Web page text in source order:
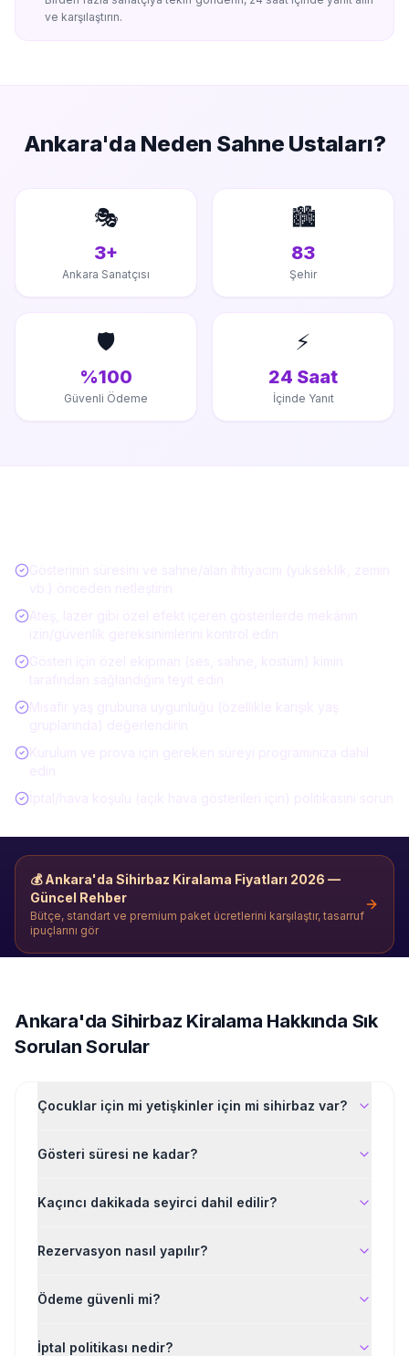
ve karşılaştırın.
Ankara'da Neden Sahne Ustaları?
🎭
3+
Ankara Sanatçısı
🏙️
83
Şehir
🛡️
%100
Güvenli Ödeme
⚡
24 Saat
İçinde Yanıt
💰Ankara'da Sihirbaz Kiralama Fiyatları 2026 —
Güncel Rehber
Bütçe, standart ve premium paket ücretlerini karşılaştır, tasarruf
ipuçlarını gör
Ankara'da Sihirbaz Kiralama Hakkında Sık
Sorulan Sorular
Çocuklar için mi yetişkinler için mi sihirbaz var?
Gösteri süresi ne kadar?
Kaçıncı dakikada seyirci dahil edilir?
Rezervasyon nasıl yapılır?
Ödeme güvenli mi?
İptal politikası nedir?